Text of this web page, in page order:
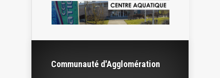
Communauté d'Agglomération